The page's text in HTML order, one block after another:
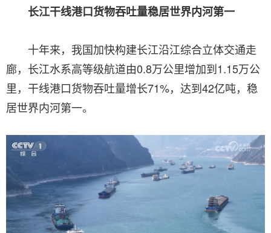
长江干线港口货物吞吐量稳居世界内河第一
十年来，我国加快构建长江沿江综合立体交通走
廊，长江水系高等级航道由0.8万公里增加到1.15万公
里，干线港口货物吞吐量增长71%，达到42亿吨，稳
居世界内河第一。